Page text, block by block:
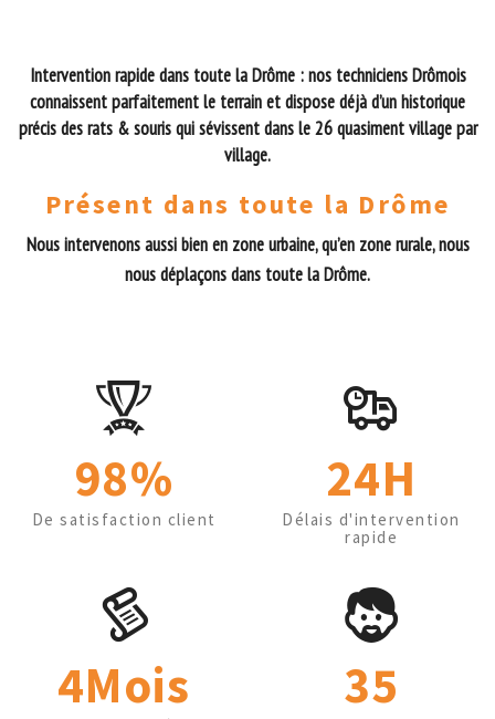
Intervention rapide dans toute la Drôme : nos techniciens Drômois
connaissent parfaitement le terrain et dispose déjà d’un historique
précis des rats & souris qui sévissent dans le 26 quasiment village par
village.
Présent dans toute la Drôme
Nous intervenons aussi bien en zone urbaine, qu’en zone rurale, nous
nous déplaçons dans toute la Drôme.
98%
De satisfaction client
24H
Délais d'intervention
rapide
4Mois 35